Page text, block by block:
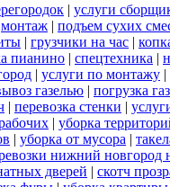
| услуги
монтаж | подъем сухих
| грузчики на час |
пианино | спецтехника |
| услуги по монтажу |
газелью | погрузка
| перевозка стенки |
| уборка
| уборка от мусора |
нижний новгород
дверей | скотч